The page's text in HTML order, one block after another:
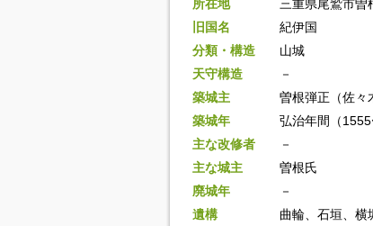
所在地
三重県尾鷲市曽
旧国名
紀伊国
分類・構造
山城
天守構造
－
築城主
曽根弾正（佐々
築城年
弘治年間（1555
主な改修者
－
主な城主
曽根氏
廃城年
－
遺構
曲輪、石垣、横